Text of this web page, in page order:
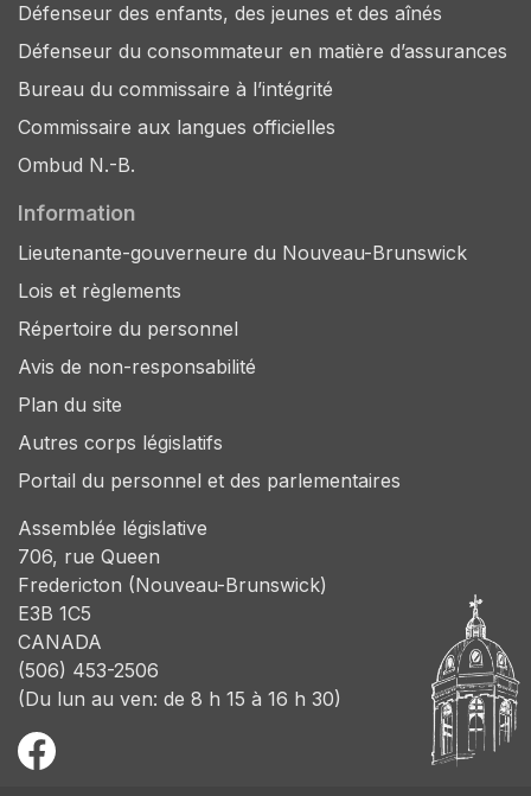
Défenseur des enfants, des jeunes et des aînés
Défenseur du consommateur en matière d’assurances
Bureau du commissaire à l’intégrité
Commissaire aux langues officielles
Ombud N.-B.
Information
Lieutenante-gouverneure du Nouveau-Brunswick
Lois et règlements
Répertoire du personnel
Avis de non-responsabilité
Plan du site
Autres corps législatifs
Portail du personnel et des parlementaires
Assemblée législative
706, rue Queen
Fredericton (Nouveau-Brunswick)
E3B 1C5
CANADA
(506) 453-2506
(Du lun au ven: de 8 h 15 à 16 h 30)